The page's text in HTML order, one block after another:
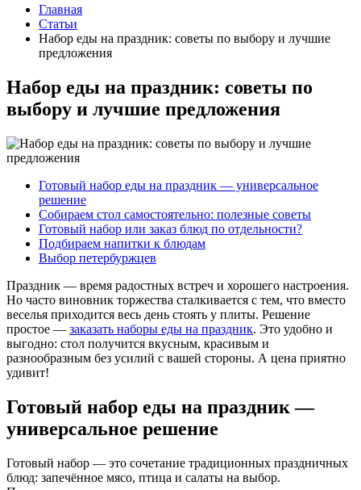
Главная
Статьи
Набор еды на праздник: советы по выбору и лучшие
предложения
Набор еды на праздник: советы по
выбору и лучшие предложения
Готовый набор еды на праздник — универсальное
решение
Собираем стол самостоятельно: полезные советы
Готовый набор или заказ блюд по отдельности?
Подбираем напитки к блюдам
Выбор петербуржцев
Праздник — время радостных встреч и хорошего настроения.
Но часто виновник торжества сталкивается с тем, что вместо
веселья приходится весь день стоять у плиты. Решение
простое — заказать наборы еды на праздник. Это удобно и
выгодно: стол получится вкусным, красивым и
разнообразным без усилий с вашей стороны. А цена приятно
удивит!
Готовый набор еды на праздник —
универсальное решение
Готовый набор — это сочетание традиционных праздничных
блюд: запечённое мясо, птица и салаты на выбор.